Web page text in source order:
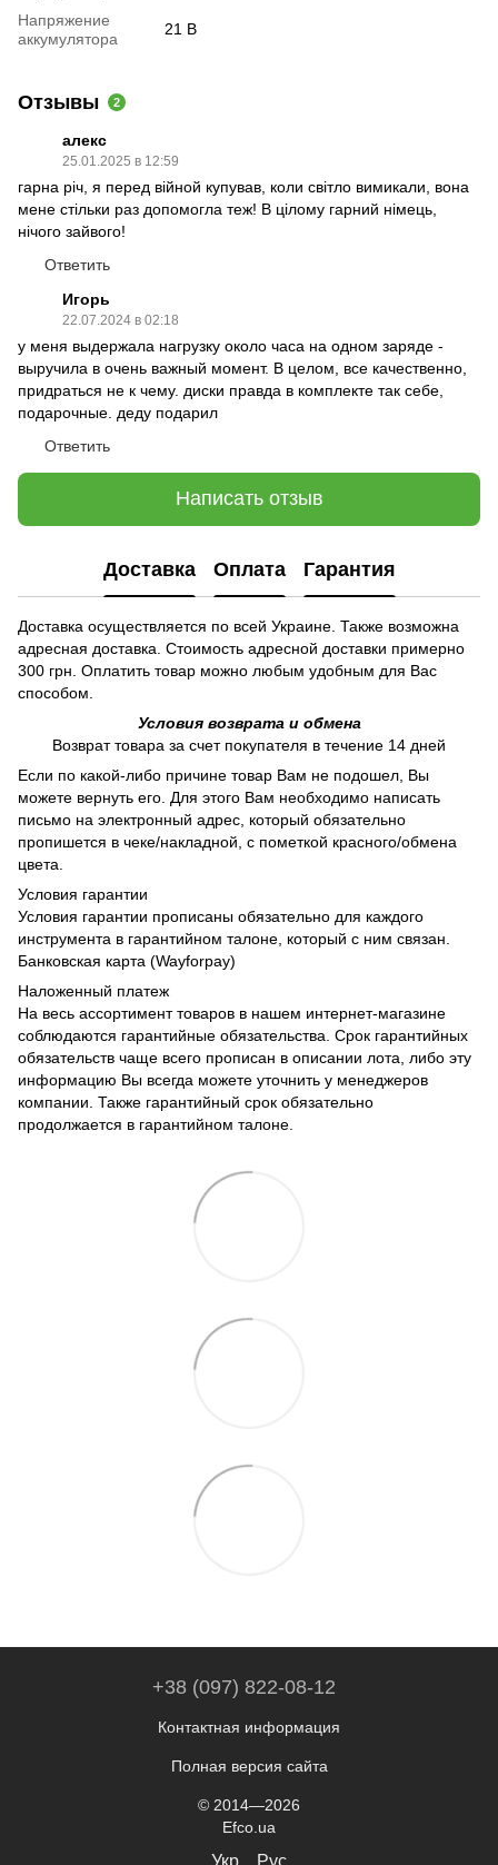
Напряжение
аккумулятора
21 В
Отзывы 2
алекс
25.01.2025 в 12:59
гарна річ, я перед війной купував, коли світло вимикали, вона
мене стільки раз допомогла теж! В цілому гарний німець,
нічого зайвого!
Ответить
Игорь
22.07.2024 в 02:18
у меня выдержала нагрузку около часа на одном заряде -
выручила в очень важный момент. В целом, все качественно,
придраться не к чему. диски правда в комплекте так себе,
подарочные. деду подарил
Ответить
Написать отзыв
Доставка Оплата Гарантия
Доставка осуществляется по всей Украине. Также возможна
адресная доставка. Стоимость адресной доставки примерно
300 грн. Оплатить товар можно любым удобным для Вас
способом.
Условия возврата и обмена
Возврат товара за счет покупателя в течение 14 дней
Если по какой-либо причине товар Вам не подошел, Вы
можете вернуть его. Для этого Вам необходимо написать
письмо на электронный адрес, который обязательно
пропишется в чеке/накладной, с пометкой красного/обмена
цвета.
Условия гарантии
Условия гарантии прописаны обязательно для каждого
инструмента в гарантийном талоне, который с ним связан.
Банковская карта (Wayforpay)
Наложенный платеж
На весь ассортимент товаров в нашем интернет-магазине
соблюдаются гарантийные обязательства. Срок гарантийных
обязательств чаще всего прописан в описании лота, либо эту
информацию Вы всегда можете уточнить у менеджеров
компании. Также гарантийный срок обязательно
продолжается в гарантийном талоне.
+38 (097) 822-08-12
Контактная информация
Полная версия сайта
© 2014—2026
Efco.ua
Укр Рус